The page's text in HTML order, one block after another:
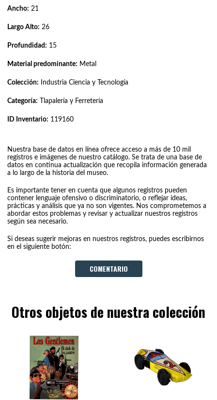
Ancho: 21
Largo Alto: 26
Profundidad: 15
Material predominante: Metal
Colección: Industria Ciencia y Tecnología
Categoría: Tlapalería y Ferretería
ID Inventario: 119160
Nuestra base de datos en línea ofrece acceso a más de 10 mil
registros e imágenes de nuestro catálogo. Se trata de una base de
datos en continua actualización que recopila información generada
a lo largo de la historia del museo.
Es importante tener en cuenta que algunos registros pueden
contener lenguaje ofensivo o discriminatorio, o reflejar ideas,
prácticas y análisis que ya no son vigentes. Nos comprometemos a
abordar estos problemas y revisar y actualizar nuestros registros
según sea necesario.
Si deseas sugerir mejoras en nuestros registros, puedes escribirnos
en el siguiente botón:
COMENTARIO
Otros objetos de nuestra colección